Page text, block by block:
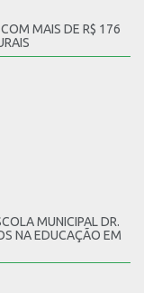
MAIS DE R$ 176
MUNICIPAL DR.
NA EDUCAÇÃO EM